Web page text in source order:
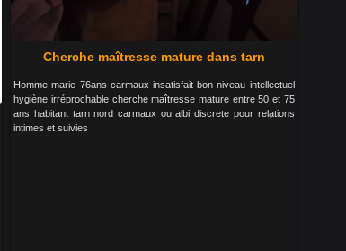
Cherche maîtresse mature dans tarn
Homme marie 76ans carmaux insatisfait bon niveau intellectuel
hygiène irréprochable cherche maîtresse mature entre 50 et 75
ans habitant tarn nord carmaux ou albi discrete pour relations
intimes et suivies